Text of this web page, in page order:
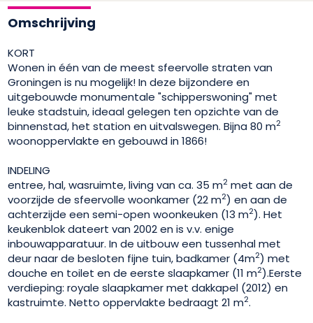
Omschrijving
KORT
Wonen in één van de meest sfeervolle straten van
Groningen is nu mogelijk! In deze bijzondere en
uitgebouwde monumentale "schipperswoning" met
leuke stadstuin, ideaal gelegen ten opzichte van de
binnenstad, het station en uitvalswegen. Bijna 80 m2
woonoppervlakte en gebouwd in 1866!
INDELING
entree, hal, wasruimte, living van ca. 35 m2 met aan de
voorzijde de sfeervolle woonkamer (22 m2) en aan de
achterzijde een semi-open woonkeuken (13 m2). Het
keukenblok dateert van 2002 en is v.v. enige
inbouwapparatuur. In de uitbouw een tussenhal met
deur naar de besloten fijne tuin, badkamer (4m2) met
douche en toilet en de eerste slaapkamer (11 m2).Eerste
verdieping: royale slaapkamer met dakkapel (2012) en
kastruimte. Netto oppervlakte bedraagt 21 m2.